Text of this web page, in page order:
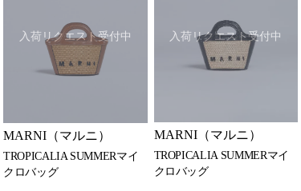
入荷リクエスト受付中
MARNI（マルニ）
TROPICALIA SUMMERマイ
クロバッグ
入荷リクエスト受付中
MARNI（マルニ）
TROPICALIA SUMMERマイ
クロバッグ